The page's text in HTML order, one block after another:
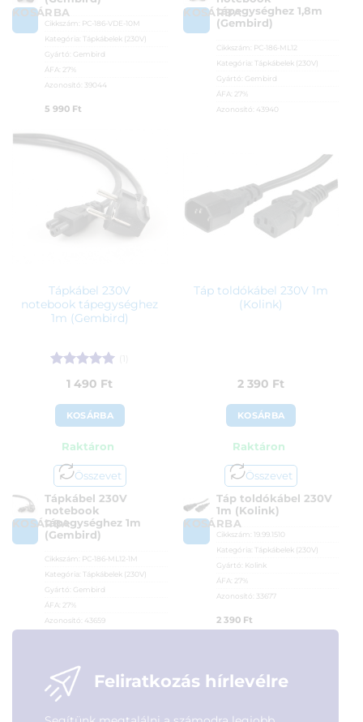
KOSÁRBA
Cikkszám: PC-186-VDE-10M
Kategória:
Tápkábelek (230V)
Gyártó: Gembird
ÁFA:
27%
Azonosító:
39044
5 990 Ft
KOSÁRBAtápegységhez 1,8m
(Gembird)
Cikkszám: PC-186-ML12
Kategória:
Tápkábelek (230V)
Gyártó: Gembird
ÁFA:
27%
Azonosító: 43940
Tápkábel 230V
notebook tápegységhez
1m (Gembird)
Értékelés:
1 490 Ft
KOSÁRBA
Raktáron
Összevet
KOSÁRBA
Tápkábel 230V
notebook
tápegységhez 1m
(Gembird)
Cikkszám: PC-186-ML12-1M
Kategória:
Tápkábelek (230V)
Gyártó: Gembird
ÁFA: 27%
Azonosító: 43659
Táp toldókábel 230V 1m
(Kolink)
2 390 Ft
KOSÁRBA
Raktáron
Összevet
KOSÁRBA
Táp toldókábel 230V
1m (Kolink)
Cikkszám: 19.99.1510
Kategória:
Tápkábelek (230V)
Gyártó: Kolink
ÁFA: 27%
Azonosító: 33677
2 390 Ft
Feliratkozás hírlevélre